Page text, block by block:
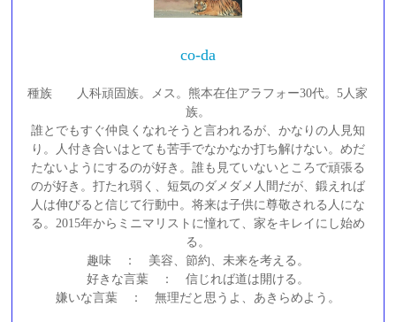
co-da
種族 人科頑固族。メス。熊本在住アラフォー30代。5人家
族。
誰とでもすぐ仲良くなれそうと言われるが、かなりの人見知
り。人付き合いはとても苦手でなかなか打ち解けない。めだ
たないようにするのが好き。誰も見ていないところで頑張る
のが好き。打たれ弱く、短気のダメダメ人間だが、鍛えれば
人は伸びると信じて行動中。将来は子供に尊敬される人にな
る。2015年からミニマリストに憧れて、家をキレイにし始め
る。
趣味 ： 美容、節約、未来を考える。
好きな言葉 ： 信じれば道は開ける。
嫌いな言葉 ： 無理だと思うよ、あきらめよう。